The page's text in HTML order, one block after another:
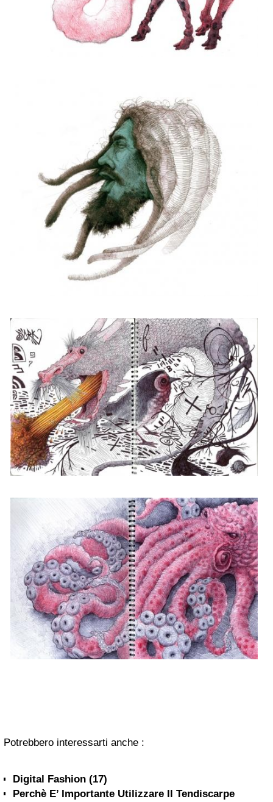
Potrebbero interessarti anche :
Digital Fashion (17)
Perchè E’ Importante Utilizzare Il Tendiscarpe